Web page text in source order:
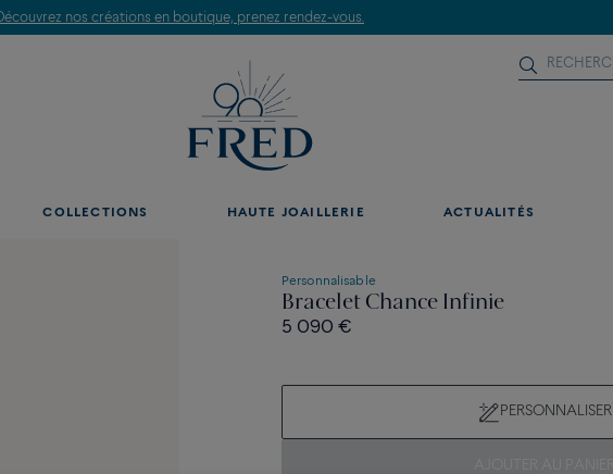
Découvrez nos créations en boutique, prenez rendez-vous.
COLLECTIONS HAUTE JOAILLERIE ACTUALITÉS
Personnalisable
Bracelet Chance Infinie
5 090 €
PERSONNALISER